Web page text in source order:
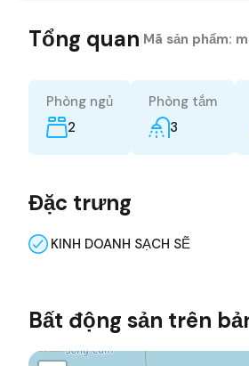
Tổng quan Mã sản phẩm:
Phòng ngủ
2
Phòng tắm
3
Đặc trưng
KINH DOANH SẠCH SẼ
Bất động sản trên